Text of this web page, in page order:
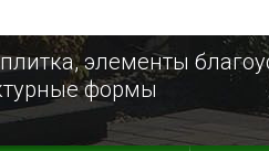
элементы
формы